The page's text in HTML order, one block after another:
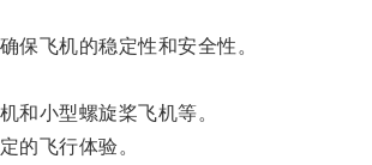
飞机的稳定性和安全性。
小型螺旋桨飞机等。
的飞行体验。